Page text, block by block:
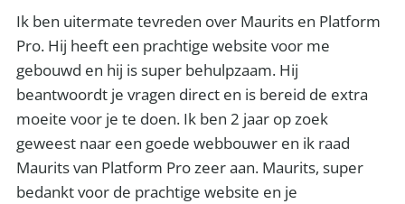
Ik ben uitermate tevreden over Maurits en Platform
Pro. Hij heeft een prachtige website voor me
gebouwd en hij is super behulpzaam. Hij
beantwoordt je vragen direct en is bereid de extra
moeite voor je te doen. Ik ben 2 jaar op zoek
geweest naar een goede webbouwer en ik raad
Maurits van Platform Pro zeer aan. Maurits, super
bedankt voor de prachtige website en je